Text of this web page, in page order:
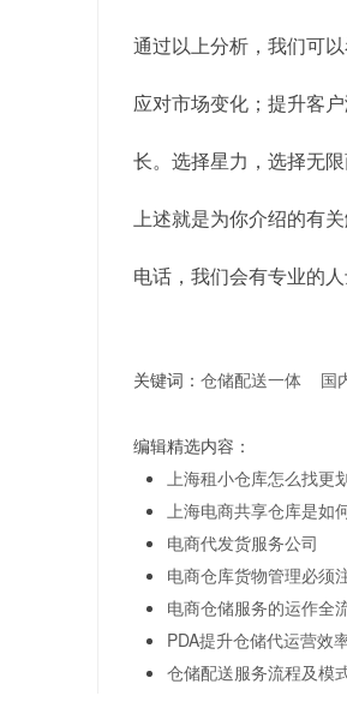
通过以上分析，我们可
应对市场变化；提升客
长。选择星力，选择无
上述就是为你介绍的有关
电话，我们会有专业的
关键词： 仓储配送一体 国
编辑精选内容：
上海租小仓库怎么找更
上海电商共享仓库是如
电商代发货服务公司
电商仓库货物管理必须
电商仓储服务的运作全
PDA提升仓储代运营效
仓储配送服务流程及模